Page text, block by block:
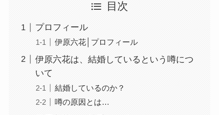
目次
プロフィール
伊原六花│プロフィール
伊原六花は、結婚しているという噂につ
いて
結婚しているのか？
噂の原因とは…